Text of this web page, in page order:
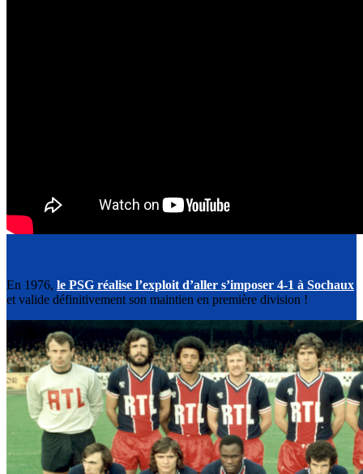
En 1976, le PSG réalise l’exploit d’aller s’imposer 4-1 à Sochaux
et valide définitivement son maintien en première division !